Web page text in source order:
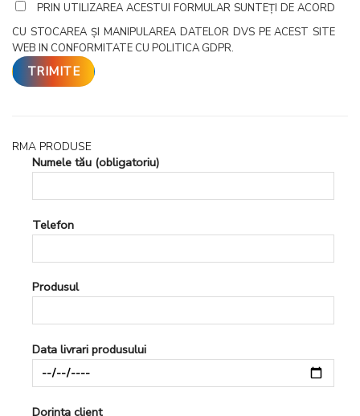
PRIN UTILIZAREA ACESTUI FORMULAR SUNTEȚI DE ACORD
CU STOCAREA ȘI MANIPULAREA DATELOR DVS PE ACEST SITE
WEB IN CONFORMITATE CU POLITICA GDPR.
RMA PRODUSE
Numele tău (obligatoriu)
Telefon
Produsul
Data livrari produsului
Dorinta client